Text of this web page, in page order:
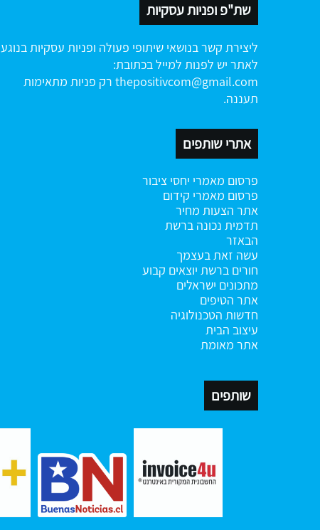
שת"פ ופניות עסקיות
ליצירת קשר בנושאי שיתופי פעולה ופניות עסקיות בנוגע
לאתר יש לפנות למייל בכתובת:
thepositivcom@gmail.com רק פניות מתאימות
תעננה.
אתרי שותפים
פרסום מאמרי יחסי ציבור
פרסום מאמרי קידום
אתר הצעות מחיר
תדמית נכונה ברשת
הבאזר
עשה זאת בעצמך
חורים ברשת יוצאים קבוע
מתכונים ישראלים
אתר הטיפים
חדשות הטכנולוגיה
עיצוב הבית
אתר מאומת
שותפים